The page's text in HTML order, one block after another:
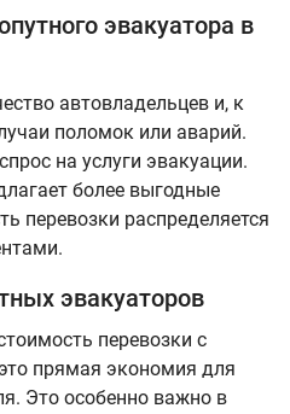
эвакуатора в
автовладельцев и, к
поломок или аварий.
на услуги эвакуации.
более выгодные
перевозки распределяется
эвакуаторов
перевозки с
прямая экономия для
Это особенно важно в